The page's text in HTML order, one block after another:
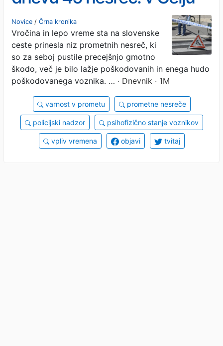
svarijo pred nevarnim
trendom
Novice / Črna kronika
Vročina in lepo vreme sta na slovenske
ceste prinesla niz prometnih nesreč, ki
so za seboj pustile precejšnjo gmotno
škodo, več je bilo lažje poškodovanih in enega hudo
poškodovanega voznika. … · Dnevnik · 1M
varnost v prometu prometne nesreče
policijski nadzor psihofizično stanje voznikov
vpliv vremena objavi tvitaj